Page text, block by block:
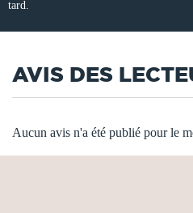
tard.
AVIS DES
Aucun avis n'a été publié pour le